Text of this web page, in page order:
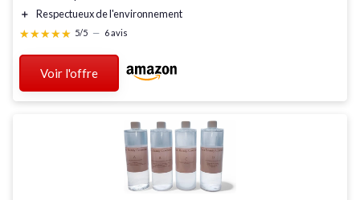
＋
Respectueux de l'environnement
★★★★★
★★★★★ 5/5 — 6 avis
Voir l'offre